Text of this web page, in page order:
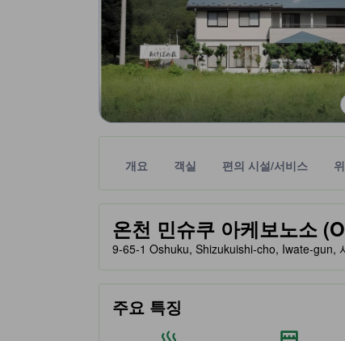
개요 객실 편의 시설/서비스
온천 민슈쿠 아케보노소
tooltip
노란색 별 표시는 기대할 수 있는 편안함, 편의
9-65-1 Oshuku, Shizukuishi-cho, Iwate-gun,
주요 특징